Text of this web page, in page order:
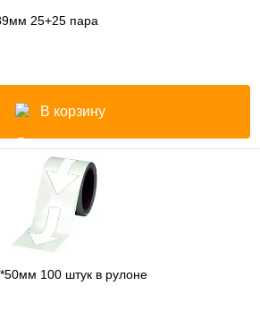
25+25 пара
В корзину
100 штук в рулоне